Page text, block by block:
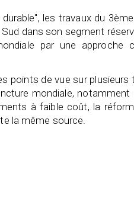
les travaux du
dans son segment
par une approche
points de vue sur plusieurs
mondiale, notamment
à faible coût, la
la même source.